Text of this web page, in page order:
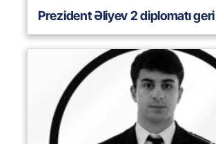
Prezident Əliyev 2 diplomatı geri